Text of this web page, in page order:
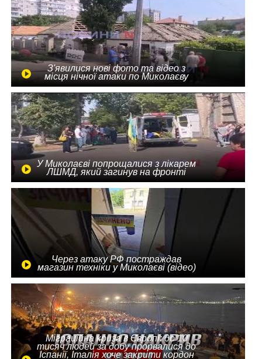
З'явилися нові фото та відео з
місця нічної атаки по Миколаєву
У Миколаєві попрощалися з лікарем
ЛШМД, який загинув на фронті
Через атаку РФ постраждав
магазин техніки у Миколаєві (відео)
Міграційна криза в Європі: до 10
тисяч людей за добу прорвалися до
Іспанії, Італія хоче закрити кордон